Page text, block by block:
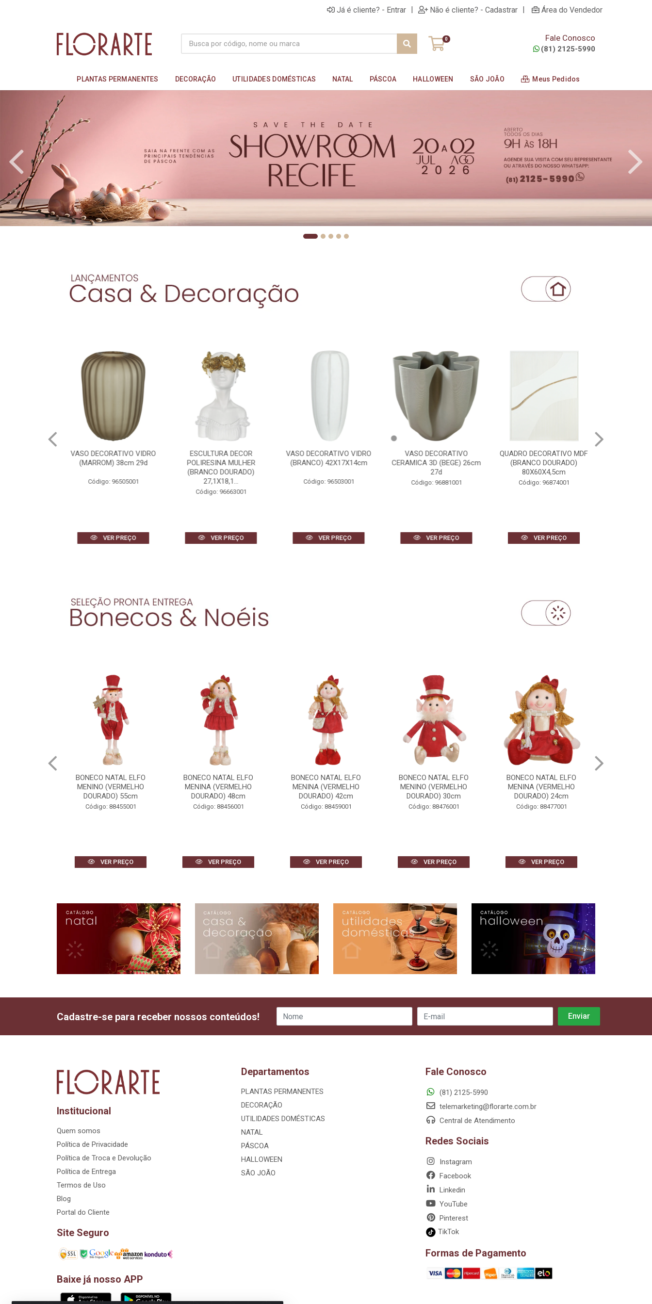
Já é cliente? - Entrar | Não é cliente? - Cadastrar | Área do Vendedor
0 Fale Conosco
(81) 2125-5990
PLANTAS PERMANENTES DECORAÇÃO UTILIDADES DOMÉSTICAS NATAL PÁSCOA HALLOWEEN SÃO JOÃO Meus Pedidos
VASO DECORATIVO VIDRO
(MARROM) 38cm 29d
Código: 96505001
VER PREÇO
ESCULTURA DECOR
POLIRESINA MULHER
(BRANCO DOURADO)
27,1X18,1...
Código: 96663001
VER PREÇO
VASO DECORATIVO VIDRO
(BRANCO) 42X17X14cm
Código: 96503001
VER PREÇO
VASO DECORATIVO
CERAMICA 3D (BEGE) 26cm
27d
Código: 96881001
VER PREÇO
QUADRO DECORATIVO MDF
(BRANCO DOURADO)
80X60X4,5cm
Código: 96874001
VER PREÇO
BONECO NATAL ELFO
MENINO (VERMELHO
DOURADO) 55cm
Código: 88455001
VER PREÇO
BONECO NATAL ELFO
MENINA (VERMELHO
DOURADO) 48cm
Código: 88456001
VER PREÇO
BONECO NATAL ELFO
MENINA (VERMELHO
DOURADO) 42cm
Código: 88459001
VER PREÇO
BONECO NATAL ELFO
MENINO (VERMELHO
DOURADO) 30cm
Código: 88476001
VER PREÇO
BONECO NATAL ELFO
MENINA (VERMELHO
DOURADO) 24cm
Código: 88477001
VER PREÇO
Cadastre-se para receber nossos conteúdos!
Institucional
Quem somos
Política de Privacidade
Política de Troca e Devolução
Política de Entrega
Termos de Uso
Blog
Portal do Cliente
Site Seguro
Baixe já nosso APP
Departamentos
PLANTAS PERMANENTES
DECORAÇÃO
UTILIDADES DOMÉSTICAS
NATAL
PÁSCOA
HALLOWEEN
SÃO JOÃO
Fale Conosco
(81) 2125-5990
telemarketing@florarte.com.br
Central de Atendimento
Redes Sociais
Instagram
Facebook
Linkedin
YouTube
Pinterest
TikTok
Formas de Pagamento